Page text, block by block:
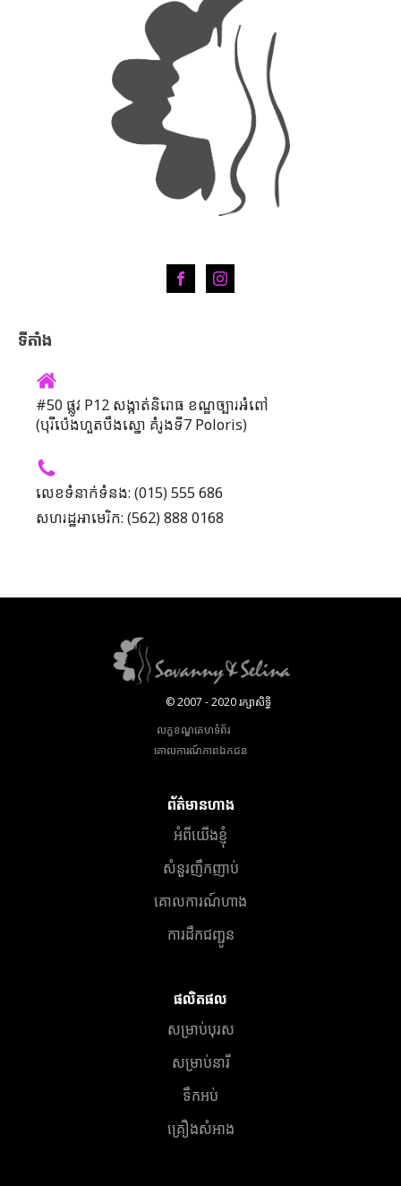
ទីតាំង
#50 ផ្លូវ P12 សង្កាត់និរោធ ខណ្ឌច្បារអំពៅ
(បុរីប៉េងហួតបឹងស្នោ គំរូងទី7 Poloris)
លេខទំនាក់ទំនង: (015) 555 686
សហរដ្ឋអាមេរិក: (562) 888 0168
© 2007 - 2020 រក្សាសិទ្ធិ
លក្ខខណ្ឌគេហទំព័រ
គោលការណ៍​ភាព​ឯកជន
ព័ត៌មានហាង
អំពីយើងខ្ញុំ
សំនួរញឹកញាប់
គោលការណ៍ហាង
ការដឹកជញ្ជូន
ផលិតផល
សម្រាប់បុរស
សម្រាប់នារី
ទឹកអប់
គ្រឿងសំអាង